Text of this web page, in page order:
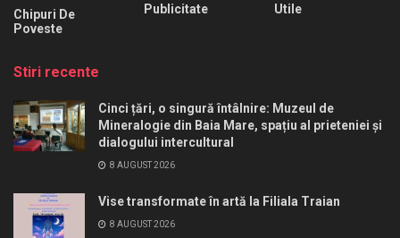
Chipuri De
Poveste
Publicitate
Utile
Stiri recente
Cinci țări, o singură întâlnire: Muzeul de
Mineralogie din Baia Mare, spațiu al prieteniei și
dialogului intercultural
8 AUGUST 2026
Vise transformate în artă la Filiala Traian
8 AUGUST 2026